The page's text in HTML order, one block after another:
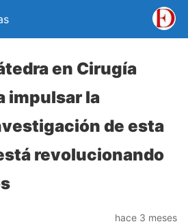
en Cirugía
impulsar la
de esta
revolucionando
hace 3 meses